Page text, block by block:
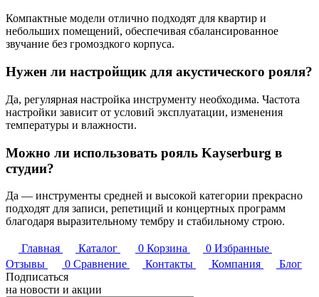
Компактные модели отлично подходят для квартир и
небольших помещений, обеспечивая сбалансированное
звучание без громоздкого корпуса.
Нужен ли настройщик для акустического рояля?
Да, регулярная настройка инструменту необходима. Частота
настройки зависит от условий эксплуатации, изменения
температуры и влажности.
Можно ли использовать рояль Kayserburg в
студии?
Да — инструменты средней и высокой категории прекрасно
подходят для записи, репетиций и концертных программ
благодаря выразительному тембру и стабильному строю.
Главная Каталог 0 Корзина 0 Избранные
Отзывы
0 Сравнение Контакты Компания
Блог
Подписаться
на новости и акции